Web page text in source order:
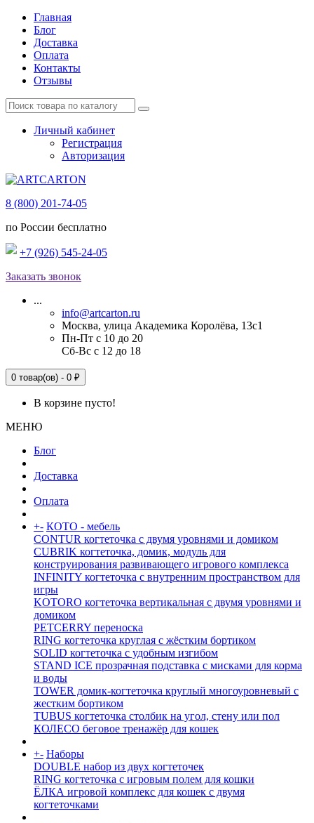
Главная
Блог
Доставка
Оплата
Контакты
Отзывы
Личный кабинет
Регистрация
Авторизация
8 (800) 201-74-05
по России бесплатно
+7 (926) 545-24-05
Заказать звонок
...
info@artcarton.ru
Москва, улица Академика Королёва, 13с1
Пн-Пт с 10 до 20
Сб-Вс с 12 до 18
0 товар(ов) - 0 ₽
В корзине пусто!
МЕНЮ
Блог
Доставка
Оплата
+- КОТО - мебель
CONTUR когтеточка с двумя уровнями и домиком
CUBRIK когтеточка, домик, модуль для
конструирования развивающего игрового комплекса
INFINITY когтеточка с внутренним пространством для
игры
KOTORO когтеточка вертикальная с двумя уровнями и
домиком
PETCERRY переноска
RING когтеточка круглая с жёстким бортиком
SOLID когтеточка с удобным изгибом
STAND ICE прозрачная подставка с мисками для корма
и воды
TOWER домик-когтеточка круглый многоуровневый с
жестким бортиком
TUBUS когтеточка столбик на угол, стену или пол
КОЛЕСО беговое тренажёр для кошек
+- Наборы
DOUBLE набор из двух когтеточек
RING когтеточка c игровым полем для кошки
ЁЛКА игровой комплекс для кошек с двумя
когтеточками